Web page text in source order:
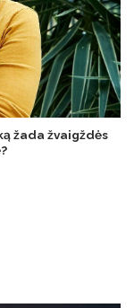
žada žvaigždės